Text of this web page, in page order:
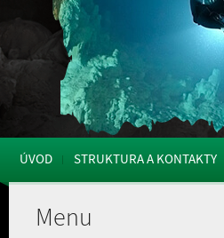
ÚVOD STRUKTURA A KONTAKTY
Menu